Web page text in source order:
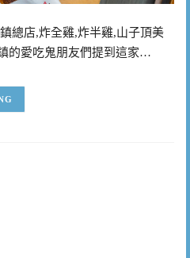
總店,炸全雞,炸半雞,山子頂美
的愛吃鬼朋友們提到這家…